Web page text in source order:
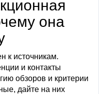
она
к источникам.
и контакты
обзоров и критерии
дайте на них